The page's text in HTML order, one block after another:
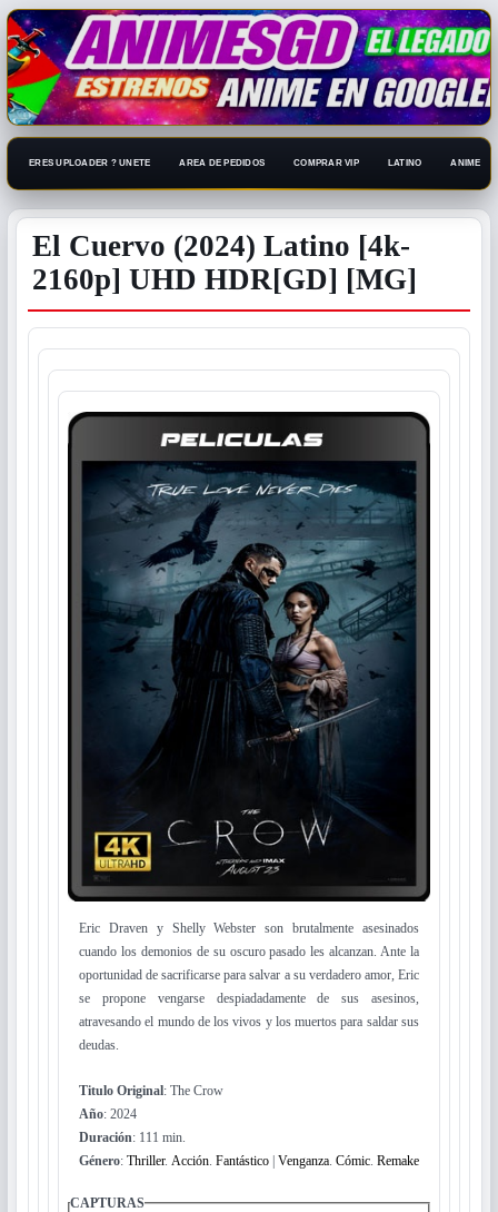
ERES UPLOADER ? UNETE AREA DE PEDIDOS COMPRAR VIP LATINO ANIME
El Cuervo (2024) Latino [4k-
2160p] UHD HDR[GD] [MG]
Eric Draven y Shelly Webster son brutalmente asesinados
cuando los demonios de su oscuro pasado les alcanzan. Ante la
oportunidad de sacrificarse para salvar a su verdadero amor, Eric
se propone vengarse despiadadamente de sus asesinos,
atravesando el mundo de los vivos y los muertos para saldar sus
deudas.
Titulo Original: The Crow
Año: 2024
Duración: 111 min.
Género: Thriller. Acción Fantástico | Venganza Cómic Remake
CAPTURAS